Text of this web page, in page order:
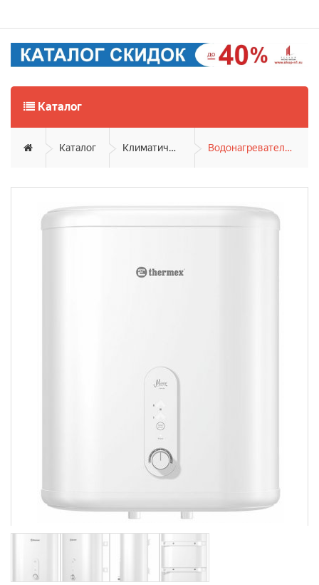
Каталог
Каталог Климатическая техника Водонагреватели накопительные